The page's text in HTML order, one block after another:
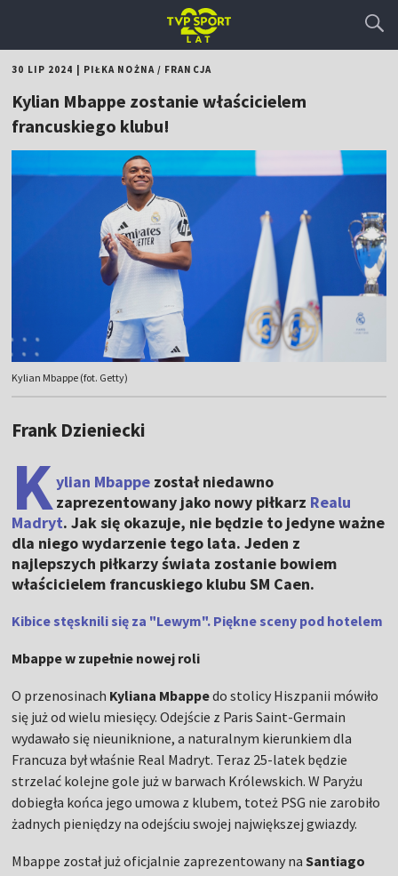
30 LIP 2024 PIŁKA NOŻNA/ FRANCJA
Kylian Mbappe zostanie właścicielem
francuskiego klubu!
Kylian Mbappe (fot. Getty)
Frank Dzieniecki
Kylian Mbappe został niedawno
zaprezentowany jako nowy piłkarz Realu
Madryt. Jak się okazuje, nie będzie to jedyne ważne
dla niego wydarzenie tego lata. Jeden z
najlepszych piłkarzy świata zostanie bowiem
właścicielem francuskiego klubu SM Caen.
Kibice stęsknili się za "Lewym". Piękne sceny pod hotelem
Mbappe w zupełnie nowej roli
O przenosinach Kyliana Mbappedo stolicy Hiszpanii mówiło
się już od wielu miesięcy. Odejście z Paris Saint-Germain
wydawało się nieuniknione, a naturalnym kierunkiem dla
Francuza był właśnie Real Madryt. Teraz 25-latek będzie
strzelać kolejne gole już w barwach Królewskich. W Paryżu
dobiegła końca jego umowa z klubem, toteż PSG nie zarobiło
żadnych pieniędzy na odejściu swojej największej gwiazdy.
Mbappe został już oficjalnie zaprezentowany naSantiago